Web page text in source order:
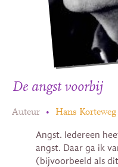
De angst voorbij
Auteur • Hans Korteweg
Angst. Iedereen
angst. Daar ga ik
(bijvoorbeeld als